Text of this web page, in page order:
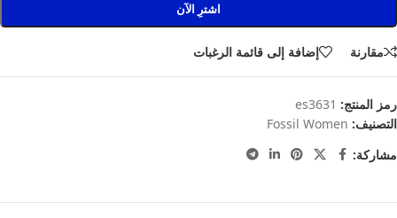
اشترِ الآن
مقارنة إضافة إلى قائمة الرغبات
رمز المنتج: es3631
التصنيف: Fossil Women
مشاركة: